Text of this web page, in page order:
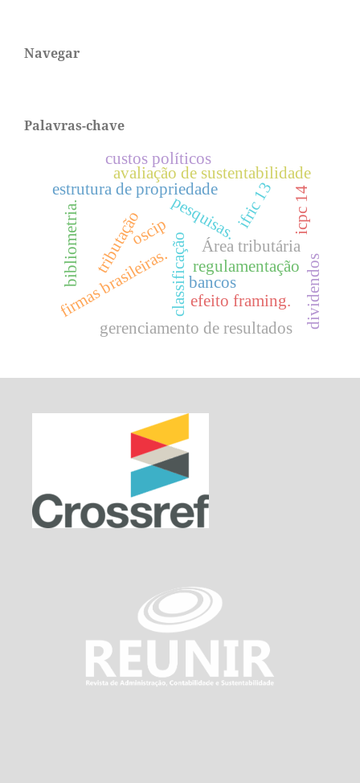
Navegar
Palavras-chave
classificação Área tributária
tributação
gerenciamento de resultados
estrutura de propriedade
firmas brasileiras.
avaliação de sustentabilidade
bibliometria. bancos
regulamentação
pesquisas.
oscip
custos políticos
ifric 13 icpc 14
dividendos
efeito framing.